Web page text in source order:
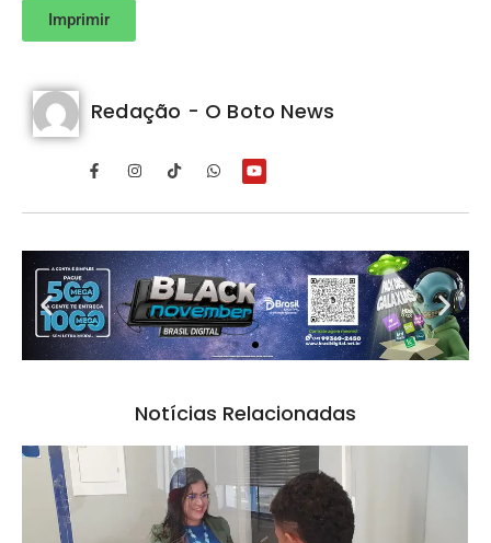
Imprimir
Redação - O Boto News
Notícias Relacionadas